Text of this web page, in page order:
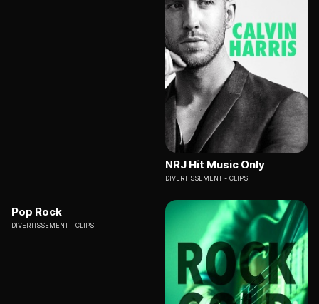
NRJ Hit Music Only
DIVERTISSEMENT CLIPS
Pop Rock
DIVERTISSEMENT CLIPS